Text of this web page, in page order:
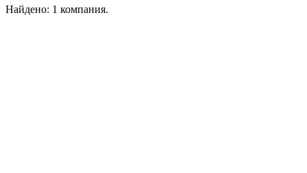
Найдено: 1 компания.